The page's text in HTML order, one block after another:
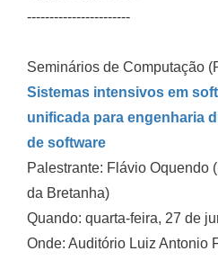
-----------------------
Seminários de Computação
Sistemas intensivos em
unificada para engenharia
de software
Palestrante: Flávio Oquendo
da Bretanha)
Quando: quarta-feira, 27 de
Onde: Auditório Luiz Antonio